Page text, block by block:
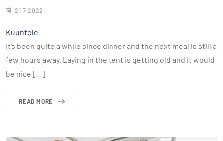
21.7.2022
Kuuntele
It’s been quite a while since dinner and the next meal is still a
few hours away. Laying in the tent is getting old and it would
be nice […]
READ MORE